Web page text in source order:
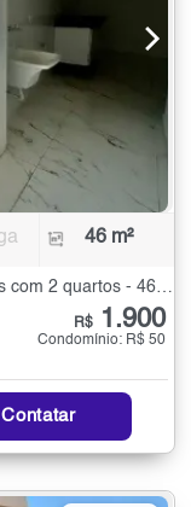
46 m²
Apartamento para Alugar na Vila Medeiros com 2 quartos - 46 m²
R$ 1.900
Condomínio: R$ 50
Contatar